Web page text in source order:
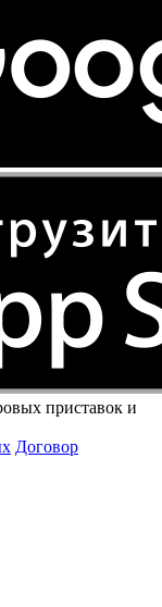
приставок и
Договор